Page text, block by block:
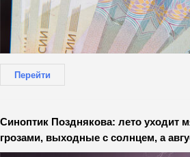
Перейти
Синоптик Позднякова: лето уходит
грозами, выходные с солнцем, а